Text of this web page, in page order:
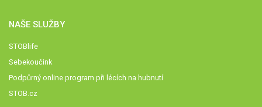
NAŠE SLUŽBY
STOBlife
Sebekoučink
Podpůrný online program při lécích na hubnutí
STOB.cz